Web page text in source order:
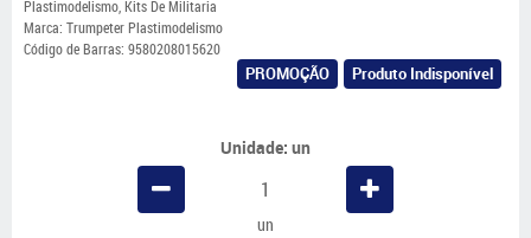
Plastimodelismo,Kits De Militaria
Marca: Trumpeter Plastimodelismo
Código de Barras: 9580208015620
PROMOÇÃO Produto Indisponível
Unidade: un
un